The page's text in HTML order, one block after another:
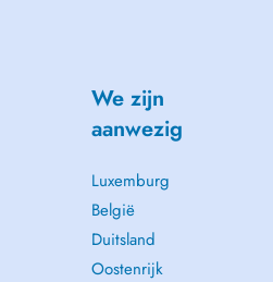
We zijn
aanwezig
Luxemburg
België
Duitsland
Oostenrijk